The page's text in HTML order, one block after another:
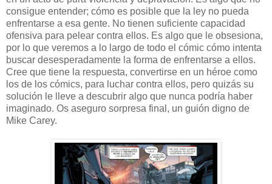
consigue entender; cómo es posible que la ley no pueda
enfrentarse a esa gente. No tienen suficiente capacidad
ofensiva para pelear contra ellos. Es algo que le obsesiona,
por lo que veremos a lo largo de todo el cómic cómo intenta
buscar desesperadamente la forma de enfrentarse a ellos.
Cree que tiene la respuesta, convertirse en un héroe como
los de los cómics, para luchar contra ellos, pero quizás su
solución le lleve a descubrir algo que nunca podría haber
imaginado. Os aseguro sorpresa final, un guión digno de
Mike Carey.